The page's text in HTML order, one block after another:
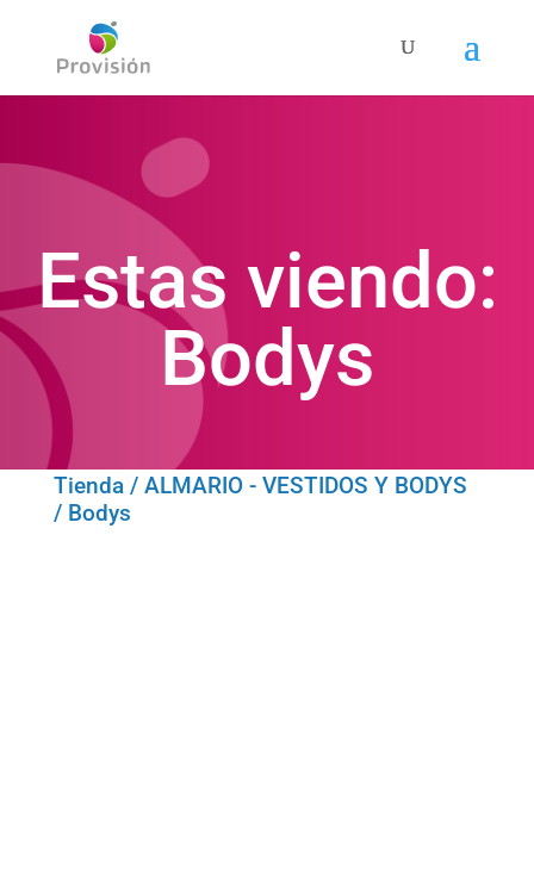
Estas viendo:
Bodys
Tienda/ ALMARIO - VESTIDOS Y BODYS
/ Bodys